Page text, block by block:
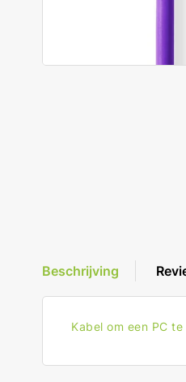
Beschrijving
Kabel om een PC